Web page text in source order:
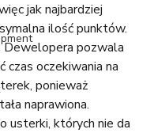
jak najbardziej
ilość punktów.
Dewelopera pozwala
czas oczekiwania na
ponieważ
naprawiona.
usterki, których nie da